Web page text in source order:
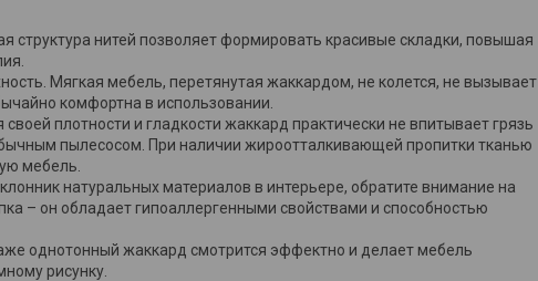
структура нитей позволяет формировать красивые складки, повышая
Мягкая мебель, перетянутая жаккардом, не колется, не вызывает
комфортна в использовании.
плотности и гладкости жаккард практически не впитывает грязь
пылесосом. При наличии жироотталкивающей пропитки тканью
мебель.
натуральных материалов в интерьере, обратите внимание на
– он обладает гипоаллергенными свойствами и способностью
однотонный жаккард смотрится эффектно и делает мебель
рисунку.